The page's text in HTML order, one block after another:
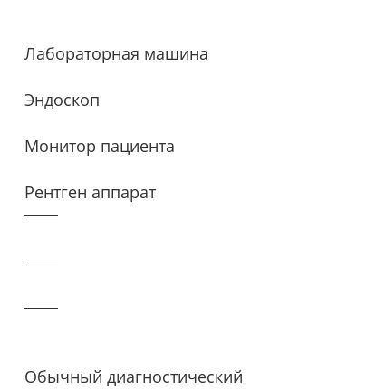
Лабораторная машина
Эндоскоп
Монитор пациента
Рентген аппарат
Обычный диагностический